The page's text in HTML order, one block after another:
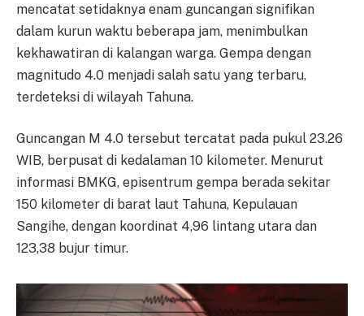
mencatat setidaknya enam guncangan signifikan
dalam kurun waktu beberapa jam, menimbulkan
kekhawatiran di kalangan warga. Gempa dengan
magnitudo 4.0 menjadi salah satu yang terbaru,
terdeteksi di wilayah Tahuna.
Guncangan M 4.0 tersebut tercatat pada pukul 23.26
WIB, berpusat di kedalaman 10 kilometer. Menurut
informasi BMKG, episentrum gempa berada sekitar
150 kilometer di barat laut Tahuna, Kepulauan
Sangihe, dengan koordinat 4,96 lintang utara dan
123,38 bujur timur.